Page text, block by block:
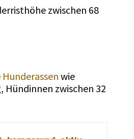
zwischen 68
wie
Hündinnen zwischen 32